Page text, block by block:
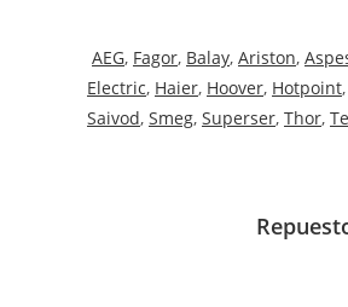
AEG, Fagor, Balay, Ariston,
Electric, Haier, Hoover, Hotpoint,
Saivod, Smeg, Superser, Thor,